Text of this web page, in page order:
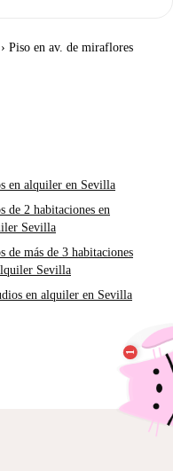
› Piso en av. de miraflores
en alquiler en Sevilla
de 2 habitaciones en
Sevilla
de más de 3 habitaciones
Sevilla
en alquiler en Sevilla